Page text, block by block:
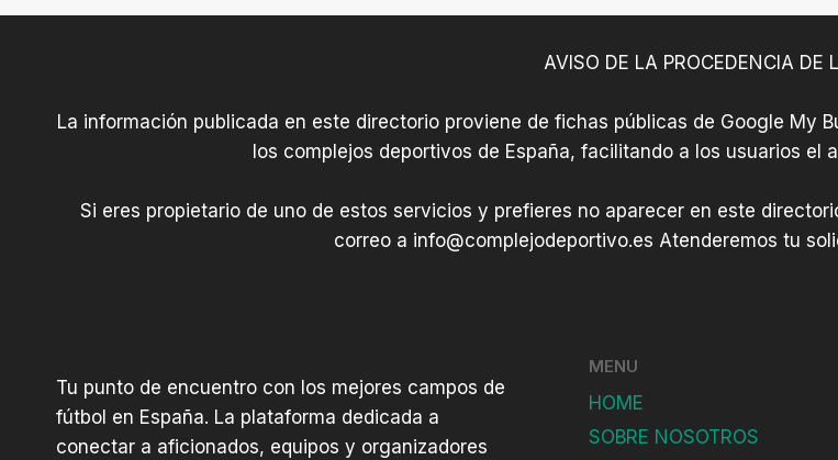
AVISO DE LA PROCEDENCIA DE
La información publicada en este directorio proviene de fichas públicas de Google My
los complejos deportivos de España, facilitando a los usuarios
Si eres propietario de uno de estos servicios y prefieres no aparecer en este
correo a info@complejodeportivo.es Atenderemos tu
Tu punto de encuentro con los mejores campos de
fútbol en España. La plataforma dedicada a
conectar a aficionados, equipos y organizadores
MENU
HOME
SOBRE NOSOTROS